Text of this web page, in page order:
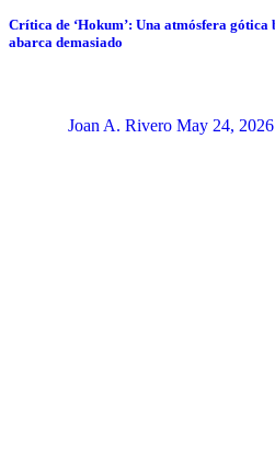
Crítica de ‘Hokum’: Una atmósfera
abarca demasiado
Joan A. Rivero May 24, 2026